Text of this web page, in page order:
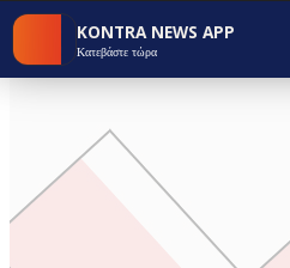
KONTRA NEWS APP
Κατεβάστε τώρα